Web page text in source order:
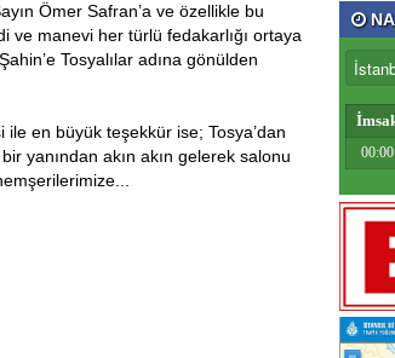
Ömer Safran’a ve özellikle bu
manevi her türlü fedakarlığı ortaya
Tosyalılar adına gönülden
en büyük teşekkür ise; Tosya’dan
yanından akın akın gelerek salonu
00:00